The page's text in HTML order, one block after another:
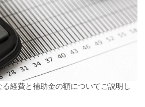
経費と補助金の額についてご説明し